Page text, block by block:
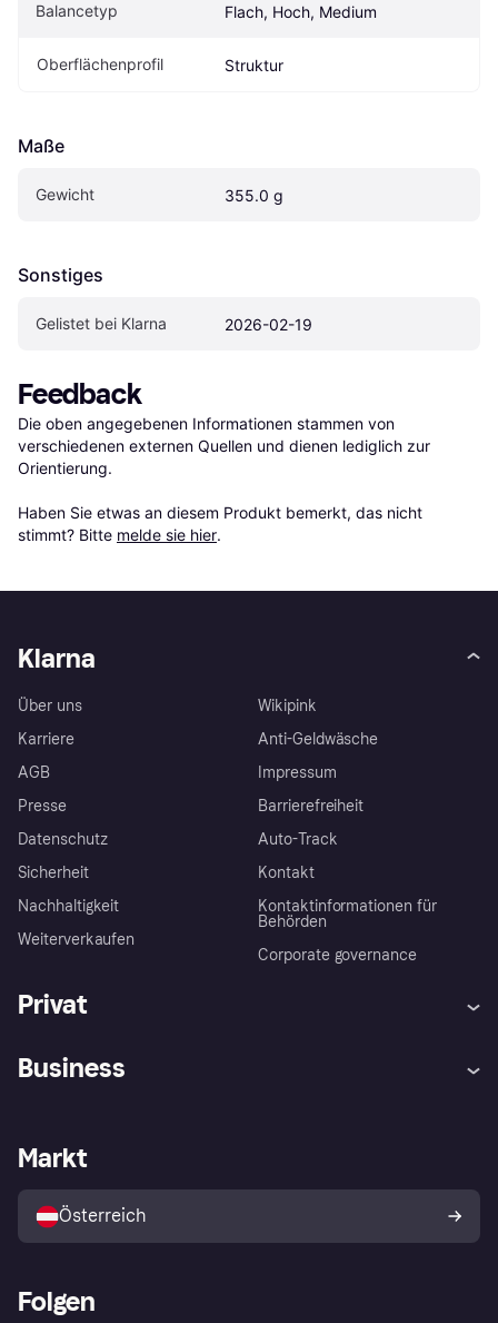
Balancetyp Flach, Hoch, Medium
Oberflächenprofil Struktur
Maße
Gewicht 355.0 g
Sonstiges
Gelistet bei Klarna 2026-02-19
Feedback
Die oben angegebenen Informationen stammen von
verschiedenen externen Quellen und dienen lediglich zur
Orientierung.
Haben Sie etwas an diesem Produkt bemerkt, das nicht
stimmt? Bitte melde sie hier.
Klarna
Über uns
Karriere
AGB
Presse
Datenschutz
Sicherheit
Nachhaltigkeit
Weiterverkaufen
Wikipink
Anti-Geldwäsche
Impressum
Barrierefreiheit
Auto-Track
Kontakt
Kontaktinformationen für
Behörden
Corporate governance
Privat
Shops entdecken
Business
Händlerportal
Markt
Österreich
Folgen